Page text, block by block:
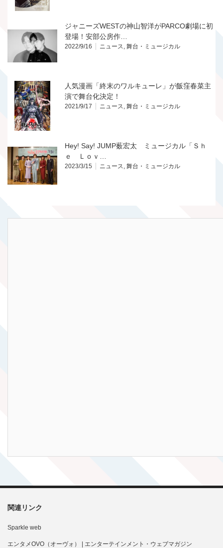
ジャニーズWESTの神山智洋がPARCO劇場に初
登場！安部公房作…
2022/9/16 ニュース, 舞台・ミュージカル
人気漫画「終末のワルキューレ」が飯窪春菜主
演で舞台化決定！
2021/9/17 ニュース, 舞台・ミュージカル
Hey! Say! JUMP薮宏太 ミュージカル「Ｓｈ
ｅ Ｌｏｖ…
2023/3/15 ニュース, 舞台・ミュージカル
関連リンク
Sparkle web
エンタメOVO（オーヴォ） | エンターテインメント・ウェブマガジン